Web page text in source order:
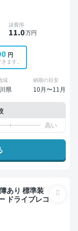
諸費用
11.0万円
円
ます。
域
県
納期の目安
10月〜11月
ドライブレコ